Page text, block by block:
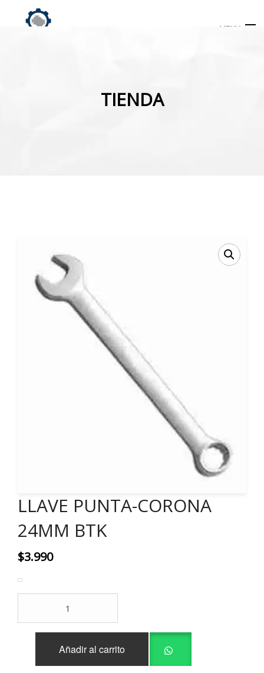
MENU
TIENDA
LLAVE PUNTA-CORONA
24MM BTK
$3.990
CORONA
Añadir al carrito